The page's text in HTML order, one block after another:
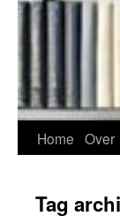
Home Over
Tag